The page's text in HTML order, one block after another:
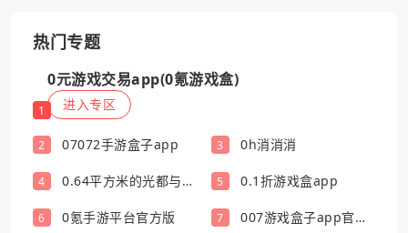
热门专题
1
0元游戏交易app(0氪游戏盒)
进入专区
2 07072手游盒子app 3 0h消消消
4
0.64平方米的光都与你
5 0.1折游戏盒app
6 0氪手游平台官方版 7
007游戏盒子app官方